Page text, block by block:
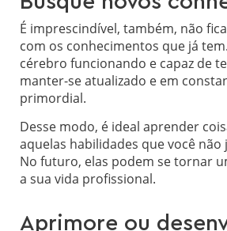
É imprescindível, também, não
com os conhecimentos que já
cérebro funcionando e capaz de
manter-se atualizado e em
primordial.
Desse modo, é ideal aprender
aquelas habilidades que você não
No futuro, elas podem se tornar
a sua vida profissional.
Aprimore ou